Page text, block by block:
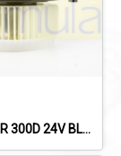
CATERPILLAR 300D 24V BLOWER FORMULA